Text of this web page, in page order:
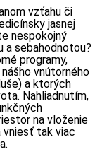
vzťahu či
jasnej
nespokojný
a sebahodnotou?
programy,
vnútorného
a ktorých
Nahliadnutím,
na vloženie
vniesť tak viac